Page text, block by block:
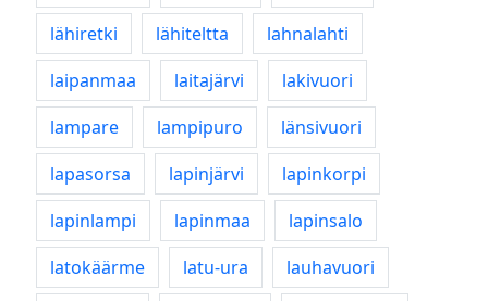
lähiretki
lähiteltta
lahnalahti
laipanmaa
laitajärvi
lakivuori
lampare
lampipuro
länsivuori
lapasorsa
lapinjärvi
lapinkorpi
lapinlampi
lapinmaa
lapinsalo
latokäärme
latu-ura
lauhavuori